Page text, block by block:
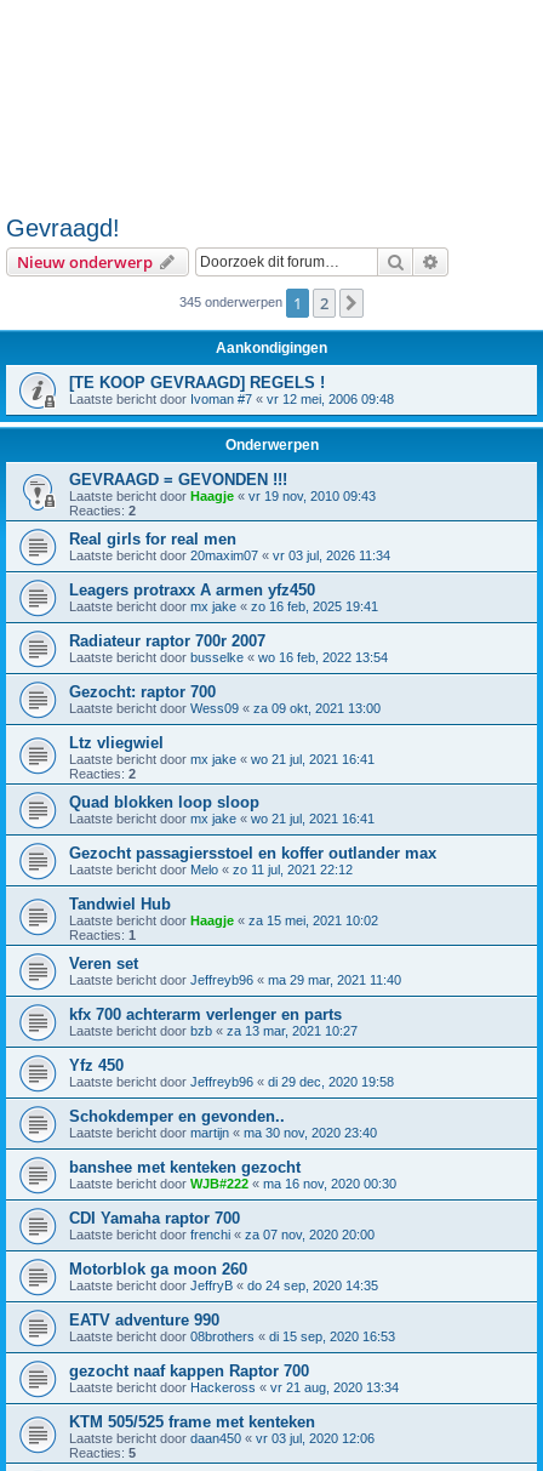
Gevraagd!
Nieuw onderwerp Zoek
345 onderwerpen 1 2
Aankondigingen
[TE KOOP GEVRAAGD] REGELS !
Laatste bericht door Ivoman #7 « vr 12 mei, 2006 09:48
Onderwerpen
GEVRAAGD = GEVONDEN !!!
Laatste bericht door Haagje « vr 19 nov, 2010 09:43
Reacties: 2
Real girls for real men
Laatste bericht door 20maxim07 « vr 03 jul, 2026 11:34
Leagers protraxx A armen yfz450
Laatste bericht door mx jake « zo 16 feb, 2025 19:41
Radiateur raptor 700r 2007
Laatste bericht door busselke « wo 16 feb, 2022 13:54
Gezocht: raptor 700
Laatste bericht door Wess09 « za 09 okt, 2021 13:00
Ltz vliegwiel
Laatste bericht door mx jake « wo 21 jul, 2021 16:41
Reacties: 2
Quad blokken loop sloop
Laatste bericht door mx jake « wo 21 jul, 2021 16:41
Gezocht passagiersstoel en koffer outlander max
Laatste bericht door Melo « zo 11 jul, 2021 22:12
Tandwiel Hub
Laatste bericht door Haagje « za 15 mei, 2021 10:02
Reacties: 1
Veren set
Laatste bericht door Jeffreyb96 « ma 29 mar, 2021 11:40
kfx 700 achterarm verlenger en parts
Laatste bericht door bzb « za 13 mar, 2021 10:27
Yfz 450
Laatste bericht door Jeffreyb96 « di 29 dec, 2020 19:58
Schokdemper en gevonden..
Laatste bericht door martijn « ma 30 nov, 2020 23:40
banshee met kenteken gezocht
Laatste bericht door WJB#222 « ma 16 nov, 2020 00:30
CDI Yamaha raptor 700
Laatste bericht door frenchi « za 07 nov, 2020 20:00
Motorblok ga moon 260
Laatste bericht door JeffryB « do 24 sep, 2020 14:35
EATV adventure 990
Laatste bericht door 08brothers « di 15 sep, 2020 16:53
gezocht naaf kappen Raptor 700
Laatste bericht door Hackeross « vr 21 aug, 2020 13:34
KTM 505/525 frame met kenteken
Laatste bericht door daan450 « vr 03 jul, 2020 12:06
Reacties: 5